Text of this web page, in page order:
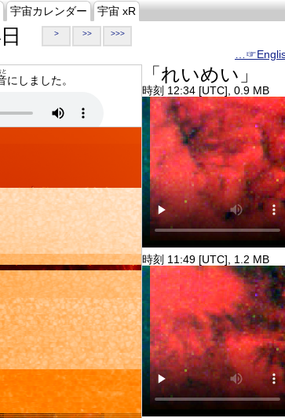
宇宙カレンダー 宇宙 xR
> >> >>>
と
にしました。 「れいめい」
時刻 12:34 [UTC], 0.9 MB
時刻 11:49 [UTC], 1.2 MB